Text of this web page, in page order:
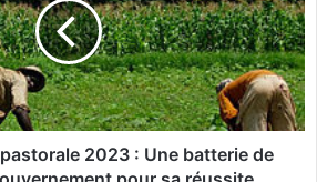
2023 : Une batterie de